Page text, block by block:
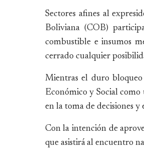
Sectores afines al
Boliviana (COB)
combustible e insumos
cerrado cualquier
Mientras el duro bloqueo
Económico y Social como
en la toma de decisiones
Con la intención de
que asistirá al encuentro